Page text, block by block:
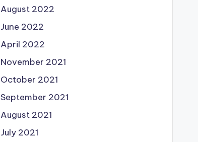
August 2022
June 2022
April 2022
November 2021
October 2021
September 2021
August 2021
July 2021